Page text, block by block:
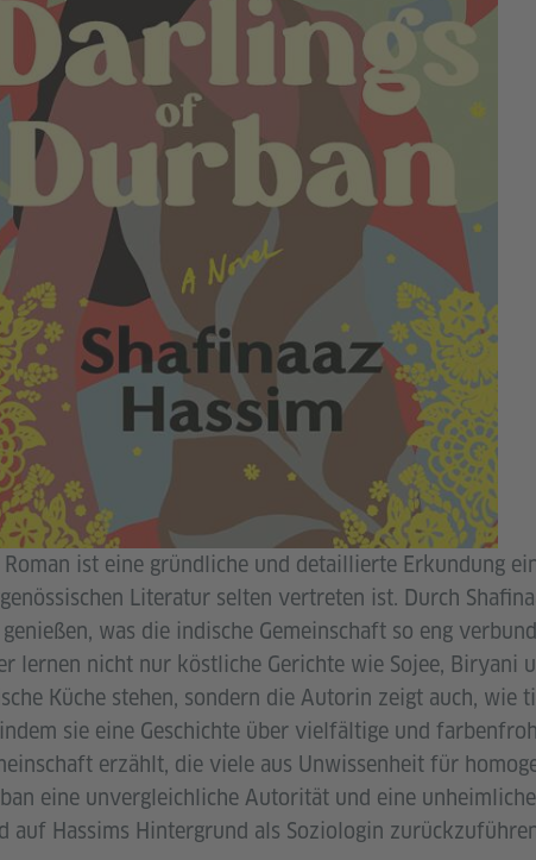
Roman ist eine gründliche und detaillierte Erkundung
Literatur selten vertreten ist. Durch
genießen, was die indische Gemeinschaft so eng
lernen nicht nur köstliche Gerichte wie Sojee,
Küche stehen, sondern die Autorin zeigt auch,
sie eine Geschichte über vielfältige und
erzählt, die viele aus Unwissenheit für
eine unvergleichliche Autorität und eine
auf Hassims Hintergrund als Soziologin